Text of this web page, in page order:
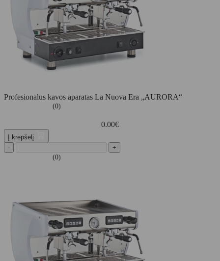
Profesionalus kavos aparatas La Nuova Era „AURORA“
(0)
0.00€
Į krepšelį
-
+
(0)